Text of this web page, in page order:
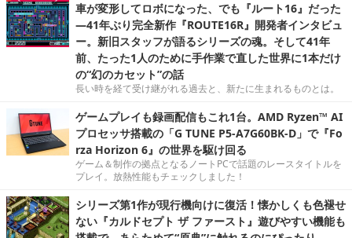
車が変形してロボになった、でも『ルート16』だった
―41年ぶり完全新作『ROUTE16R』開発者インタビュ
ー。新旧スタッフが語るシリーズの魂。そして41年
前、たった1人のために手作業で直した世界に1本だけ
の“幻のカセット”の話
長い時を経て受け継がれる過去と、新たに生まれるものとは。
ゲームプレイも録画配信もこれ1台。AMD Ryzen™ AI
プロセッサ搭載の「G TUNE P5-A7G60BK-D」で『Fo
rza Horizon 6』の世界を駆け回る
ゲーム＆制作の拠点となるノートPCで話題のレースタイトルを
プレイ。放熱性能もチェックしました！
シリーズ第1作が現行機向けに復活！懐かしくも色褪せ
ない『カルドセプト ザ ファースト』遊びやすい機能も